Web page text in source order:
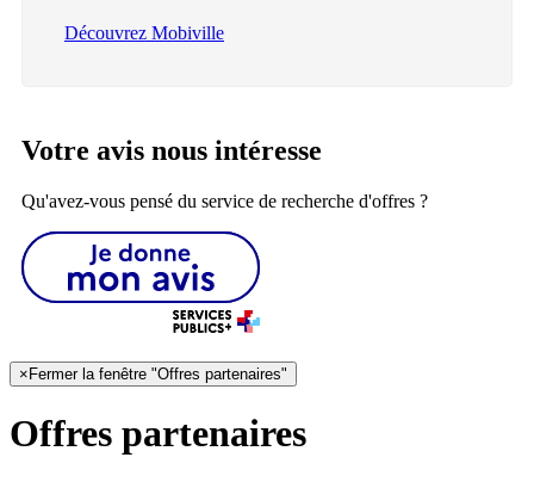
Découvrez Mobiville
Votre avis nous intéresse
Qu'avez-vous pensé du service de recherche d'offres ?
× Fermer la fenêtre "Offres partenaires"
Offres partenaires